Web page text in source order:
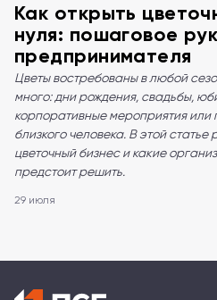
Как открыть
нуля: пошаговое
предпринимателя
Цветы востребованы в любой
много: дни рождения, свадьбы,
корпоративные мероприятия
близкого человека. В этой
цветочный бизнес и какие
предстоит решить.
29 июля